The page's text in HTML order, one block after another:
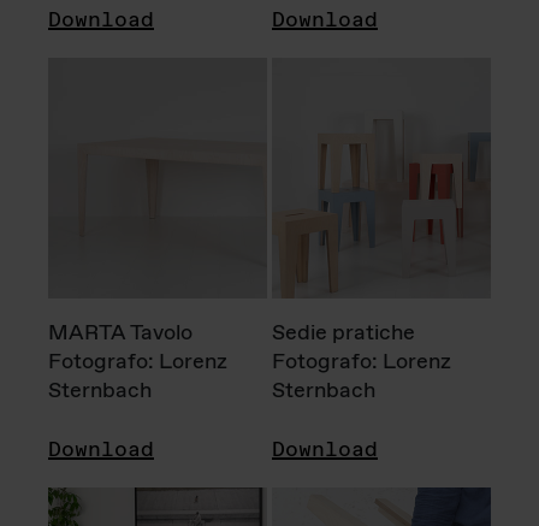
Download Download
MARTA Tavolo
Fotografo: Lorenz
Sternbach
Download
Sedie pratiche
Fotografo: Lorenz
Sternbach
Download